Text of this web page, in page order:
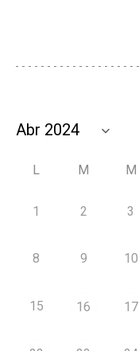
L M M
1 2 3
8 9 10
15 16 17